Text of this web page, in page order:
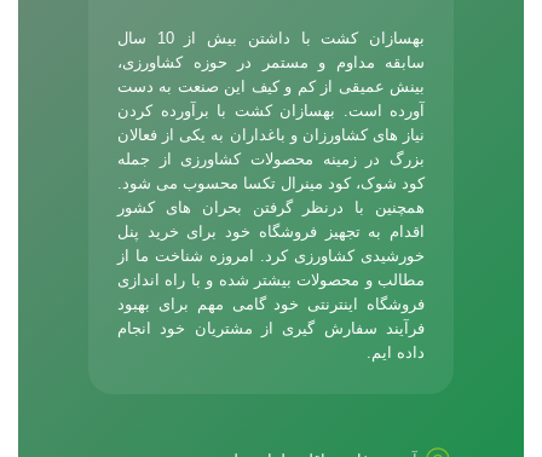
بهسازان کشت با داشتن بیش از 10 سال
سابقه مداوم و مستمر در حوزه کشاورزی،
بینش عمیقی از کم و کیف این صنعت به دست
آورده است. بهسازان کشت با برآورده کردن
نیاز های کشاورزان و باغداران به یکی از فعالان
بزرگ در زمینه محصولات کشاورزی از جمله
کود شوک، کود مینرال تکسا محسوب می شود.
همچنین با درنظر گرفتن بحران های کشور
اقدام به تجهیز فروشگاه خود برای خرید پنل
خورشیدی کشاورزی کرد. امروزه شناخت ما از
مطالب و محصولات بیشتر شده و با راه اندازی
فروشگاه اینترنتی خود گامی مهم برای بهبود
فرآیند سفارش گیری از مشتریان خود انجام
داده ایم.